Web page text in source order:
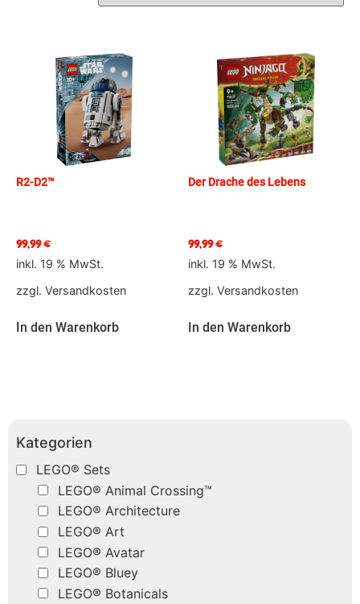
Kategorien
LEGO® Sets
LEGO® Animal Crossing™
LEGO® Architecture
LEGO® Art
LEGO® Avatar
LEGO® Bluey
LEGO® Botanicals
R2-D2™
99,99€
inkl. 19 % MwSt.
zzgl. Versandkosten
In den Warenkorb
Der Drache des Lebens
99,99€
inkl. 19 % MwSt.
zzgl. Versandkosten
In den Warenkorb